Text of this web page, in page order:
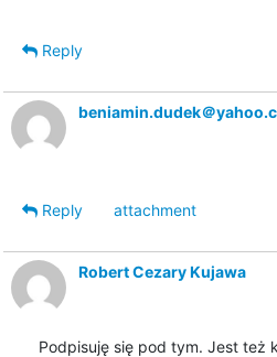
Reply
beniamin.dudek＠
Reply
attachment
Robert Cezary Kujawa
Podpisuję się pod tym. Jest też